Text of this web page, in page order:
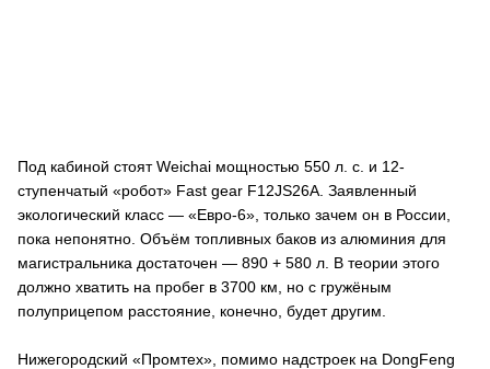
Под кабиной стоят Weichai мощностью 550 л. с. и 12-
ступенчатый «робот» Fast gear F12JS26A. Заявленный
экологический класс — «Евро-6», только зачем он в России,
пока непонятно. Объём топливных баков из алюминия для
магистральника достаточен — 890 + 580 л. В теории этого
должно хватить на пробег в 3700 км, но с гружёным
полуприцепом расстояние, конечно, будет другим.
Нижегородский «Промтех», помимо надстроек на DongFeng